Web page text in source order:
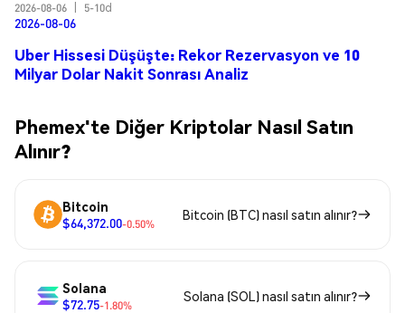
2026-08-06
5-10d
2026-08-06
Uber Hissesi Düşüşte: Rekor Rezervasyon ve 10
Milyar Dolar Nakit Sonrası Analiz
Phemex'te Diğer Kriptolar Nasıl Satın
Alınır?
Bitcoin
$64,372.00-0.50%
Bitcoin (BTC) nasıl satın alınır?
Solana
$72.75-1.80%
Solana (SOL) nasıl satın alınır?